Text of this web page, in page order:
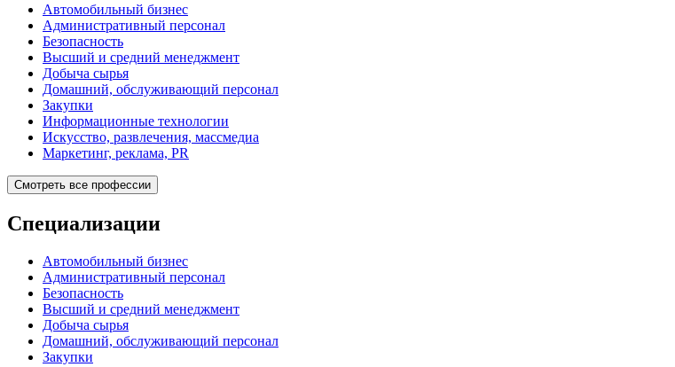
Автомобильный бизнес
Административный персонал
Безопасность
Высший и средний менеджмент
Добыча сырья
Домашний, обслуживающий персонал
Закупки
Информационные технологии
Искусство, развлечения, массмедиа
Маркетинг, реклама, PR
Смотреть все профессии
Специализации
Автомобильный бизнес
Административный персонал
Безопасность
Высший и средний менеджмент
Добыча сырья
Домашний, обслуживающий персонал
Закупки